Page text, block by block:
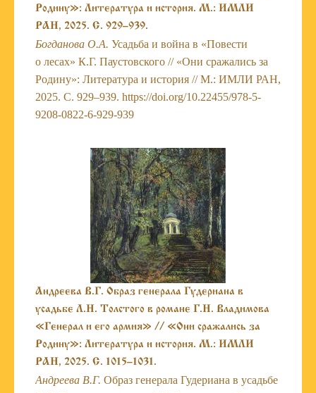
Родину»: Литература и история. М.: ИМЛИ
РАН, 2025. С. 929–939.
Богданова О.А. Усадьба и война в «Повести
о лесах» К.Г. Паустовского // «Они сражались за
Родину»: Литература и история // М.: ИМЛИ РАН,
2025. С. 929–939. https://doi.org/10.22455/978-5-
9208-0822-6-929-939
Андреева В.Г. Образ генерала Гудериана в
усадьбе Л.Н. Толстого в романе Г.Н. Владимова
«Генерал и его армия» // «Они сражались за
Родину»: Литература и история. М.: ИМЛИ
РАН, 2025. С. 1015–1031.
Андреева В.Г. Образ генерала Гудериана в усадьбе